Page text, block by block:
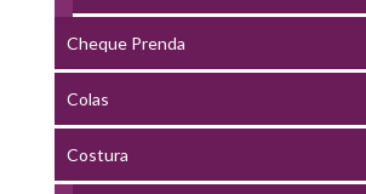
Cheque Prenda
Colas
Costura